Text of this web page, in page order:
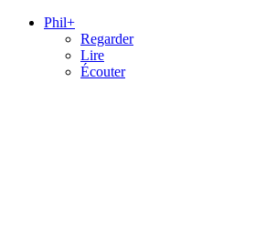
Phil+
Regarder
Lire
Écouter